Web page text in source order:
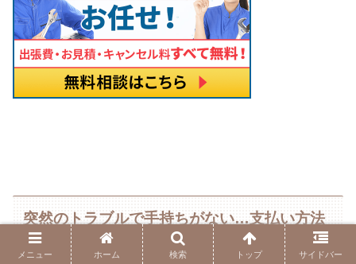
突然のトラブルで手持ちがない…支払い方法
メニュー ホーム 検索 トップ サイドバー